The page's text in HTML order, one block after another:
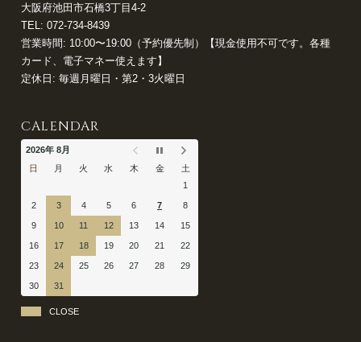
大阪府池田市石橋3丁目4-2
TEL: 072-734-8439
営業時間: 10:00〜19:00（予約優先制）【現金使用不可です。各種
カード、電子マネー使えます】
定休日: 毎週月曜日・第2・3火曜日
CALENDAR
2026年 8月
日
月 火 水 木 金
土
1
2 3 4 5 6 7 8
9 10 11 12 13 14 15
16 17 18 19 20 21 22
23 24 25 26 27 28 29
30 31
CLOSE